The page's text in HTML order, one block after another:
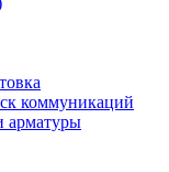
коммуникаций
арматуры